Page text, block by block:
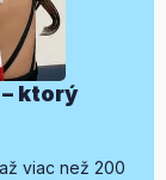
ktorý
viac než 200